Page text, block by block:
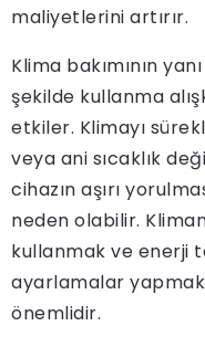
maliyetlerini artırır.
Klima bakımının
şekilde kullanma
etkiler. Klimayı
veya ani sıcaklık
cihazın aşırı
neden olabilir.
kullanmak ve enerji
ayarlamalar
önemlidir.